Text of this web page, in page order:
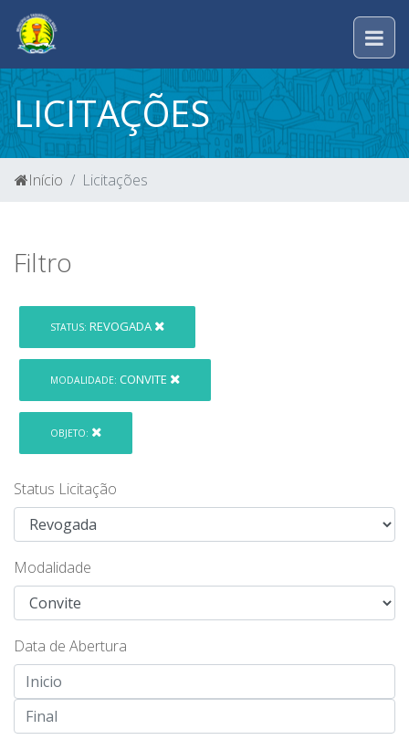
LICITAÇÕES
Início Licitações
Filtro
STATUS: REVOGADA
MODALIDADE: CONVITE
OBJETO:
Status Licitação
Modalidade
Data de Abertura